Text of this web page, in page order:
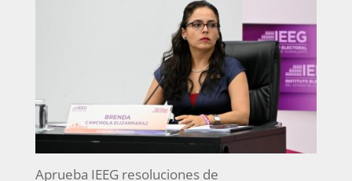
Aprueba IEEG resoluciones de